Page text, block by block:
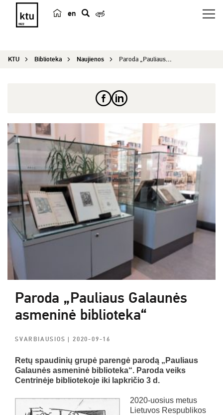
en
e
KTU Biblioteka Naujienos Paroda „Pauliaus Galaunės asmeninė biblioteka“...
Paroda „Pauliaus Galaunės
asmeninė biblioteka“
SVARBIAUSIOS| 2020-09-16
Retų spaudinių grupė parengė parodą „Pauliaus
Galaunės asmeninė biblioteka“. Paroda veiks
Centrinėje bibliotekoje iki lapkričio 3 d.
2020-uosius metus
Lietuvos Respublikos